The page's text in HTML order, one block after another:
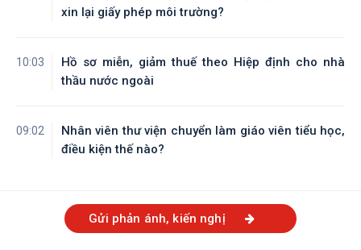
xin lại giấy phép môi trường?
10:03
Hồ sơ miễn, giảm thuế theo Hiệp định cho nhà
thầu nước ngoài
09:02
Nhân viên thư viện chuyển làm giáo viên tiểu học,
điều kiện thế nào?
Gửi phản ánh, kiến nghị